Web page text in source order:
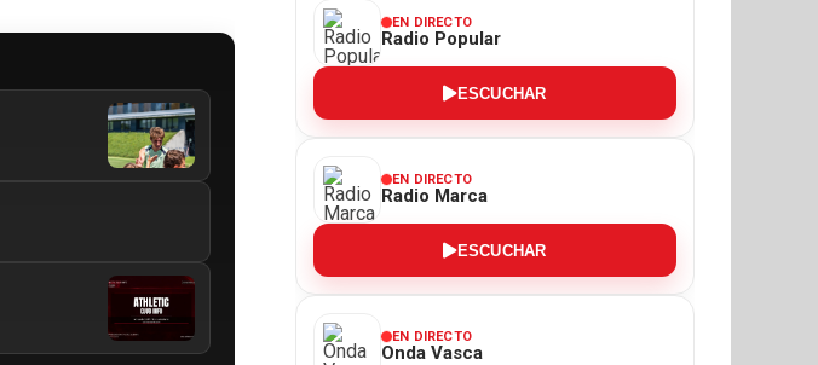
EN DIRECTO
Radio Popular
ESCUCHAR
EN DIRECTO
Radio Marca
ESCUCHAR
EN DIRECTO
Onda Vasca